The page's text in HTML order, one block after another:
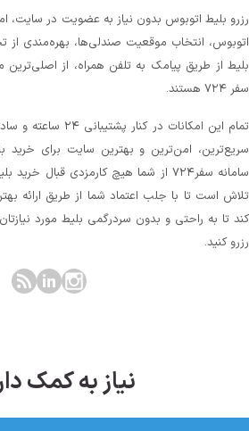
رزرو بلیط اتوبوس بدون نیاز به عضویت در
اتوبوس، انتخاب موقعیت صندلی‌ها، بهره‌مندی از
بلیط از طریق پیامک به تلفن همراه، از اصلی‌ترین
سفر ۷۲۴ هستند.
تمام این امکانات در
سریع‌ترین، امن‌ترین و بهترین سایت برای خرید
سامانه سفر۷۲۴ از شما هیچ کارمزدی
تلاش است تا با جلب اعتماد شما از طریق ارائه
کند تا به راحتی و بدون سردرگمی بلیط مورد
رزرو کنید.
نیاز به کمک